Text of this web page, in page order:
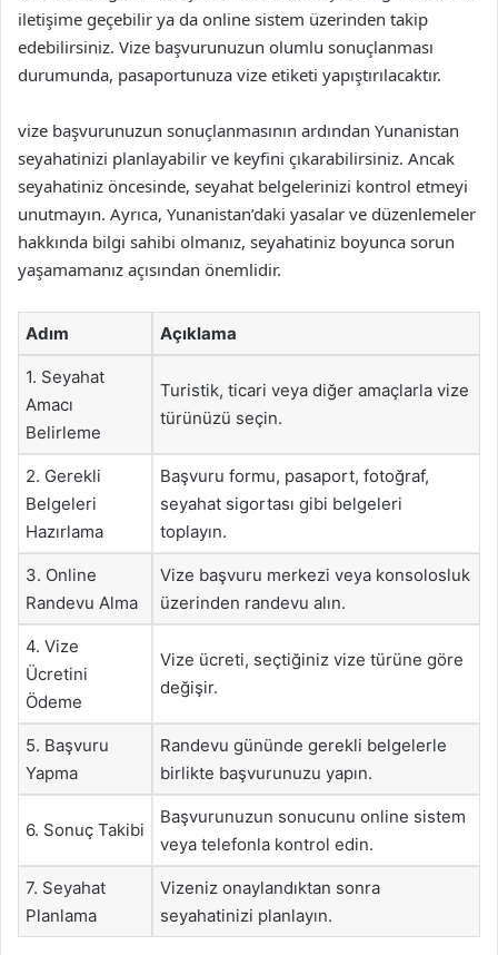
iletişime geçebilir ya da online sistem üzerinden takip
edebilirsiniz. Vize başvurunuzun olumlu sonuçlanması
durumunda, pasaportunuza vize etiketi yapıştırılacaktır.
vize başvurunuzun sonuçlanmasının ardından Yunanistan
seyahatinizi planlayabilir ve keyfini çıkarabilirsiniz. Ancak
seyahatiniz öncesinde, seyahat belgelerinizi kontrol etmeyi
unutmayın. Ayrıca, Yunanistan’daki yasalar ve düzenlemeler
hakkında bilgi sahibi olmanız, seyahatiniz boyunca sorun
yaşamamanız açısından önemlidir.
Adım Açıklama
1. Seyahat
Amacı
Belirleme
Turistik, ticari veya diğer amaçlarla vize
türünüzü seçin.
2. Gerekli
Belgeleri
Hazırlama
Başvuru formu, pasaport, fotoğraf,
seyahat sigortası gibi belgeleri
toplayın.
3. Online
Randevu Alma
Vize başvuru merkezi veya konsolosluk
üzerinden randevu alın.
4. Vize
Ücretini
Ödeme
Vize ücreti, seçtiğiniz vize türüne göre
değişir.
5. Başvuru
Yapma
Randevu gününde gerekli belgelerle
birlikte başvurunuzu yapın.
6. Sonuç Takibi
Başvurunuzun sonucunu online sistem
veya telefonla kontrol edin.
7. Seyahat
Planlama
Vizeniz onaylandıktan sonra
seyahatinizi planlayın.